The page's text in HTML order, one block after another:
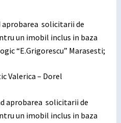
solicitarii de
un imobil inclus in baza
“E.Grigorescu” Marasesti;
– Dorel
aprobarea solicitarii de
un imobil inclus in baza